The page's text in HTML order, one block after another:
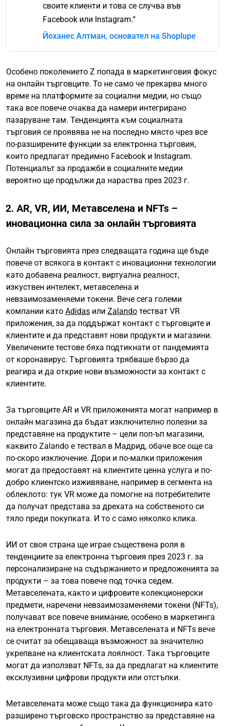
своите клиенти и това се случва във
Facebook или Instagram.“
Йоханес Алтман, основател на Shoplupe
Особено поколението Z попада в маркетинговия фокус
на онлайн търговците. То не само че прекарва много
време на платформите за социални медии, но също
така все повече очаква да намери интегрирано
пазаруване там. Тенденцията към социалната
търговия се проявява не на последно място чрез все
по-разширените функции за електронна търговия,
които предлагат предимно Facebook и Instagram.
Потенциалът за продажби в социалните медии
вероятно ще продължи да нараства през 2023 г.
2. AR, VR, ИИ, Метавселена и NFTs –
иновационна сила за онлайн търговията
Онлайн търговията през следващата година ще бъде
повече от всякога в контакт с иновационни технологии
като добавена реалност, виртуална реалност,
изкуствен интелект, метавселена и
невзаимозаменяеми токени. Вече сега големи
компании като Adidas или Zalando тестват VR
приложения, за да поддържат контакт с търговците и
клиентите и да представят нови продукти и магазини.
Увеличените тестове бяха подтикнати от пандемията
от коронавирус. Търговията трябваше бързо да
реагира и да открие нови възможности за контакт с
клиентите.
За търговците AR и VR приложенията могат например в
онлайн магазина да бъдат изключително полезни за
представяне на продуктите – цели поп-ъп магазини,
каквито Zalando е тествал в Мадрид, обаче все още са
по-скоро изключение. Дори и по-малки приложения
могат да предоставят на клиентите ценна услуга и по-
добро клиентско изживяване, например в сегмента на
облеклото: тук VR може да помогне на потребителите
да получат представа за дрехата на собственото си
тяло преди покупката. И то с само няколко клика.
ИИ от своя страна ще играе съществена роля в
тенденциите за електронна търговия през 2023 г. за
персонализиране на съдържанието и предложенията за
продукти – за това повече под точка седем.
Метавселената, както и цифровите колекционерски
предмети, наречени невзаимозаменяеми токени (NFTs),
получават все повече внимание, особено в маркетинга
на електронната търговия. Метавселената и NFTs вече
се считат за обещаваща възможност за значително
укрепване на клиентската лоялност. Така търговците
могат да използват NFTs, за да предлагат на клиентите
ексклузивни цифрови продукти или отстъпки.
Метавселената може също така да функционира като
разширено търговско пространство за представяне на